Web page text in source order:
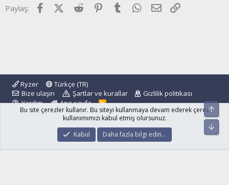
Paylaş: FacebookX (Twitter)
Reddit Pinterest
Tumblr WhatsApp
E-posta
Ryzer
Türkçe (TR)
Bize ulaşın
Şartlar ve kurallar
Gizlilik politikası
Yardım
Ana sayfa
R
S
S
Community platform by XenForo ® © 2010-2024 XenForo Ltd.
© 2001 - 2024
Bu site çerezler kullanır. Bu siteyi kullanmaya devam ederek çerez
kullanımımızı kabul etmiş olursunuz.
Kabul
Daha fazla bilgi edin…
Üst
Alt